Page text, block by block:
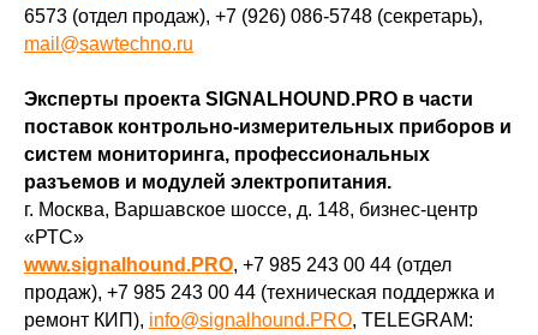
6573 (отдел продаж), +7 (926) 086-5748 (секретарь),
mail@sawtechno.ru
Эксперты проекта SIGNALHOUND.PRO в части
поставок контрольно-измерительных приборов и
систем мониторинга, профессиональных
разъемов и модулей электропитания.
г. Москва, Варшавское шоссе, д. 148, бизнес-центр
«РТС»
www.signalhound.PRO, +7 985 243 00 44 (отдел
продаж), +7 985 243 00 44 (техническая поддержка и
ремонт КИП), info@signalhound.PRO, TELEGRAM: